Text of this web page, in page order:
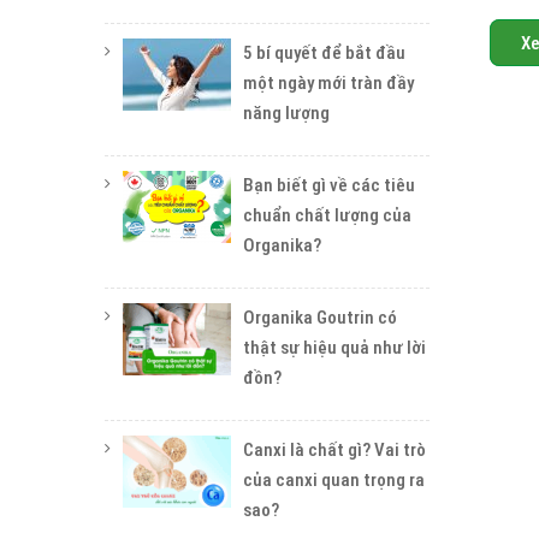
5 bí quyết để bắt đầu
một ngày mới tràn đầy
năng lượng
Bạn biết gì về các tiêu
chuẩn chất lượng của
Organika?
Organika Goutrin có
thật sự hiệu quả như lời
đồn?
Canxi là chất gì? Vai trò
của canxi quan trọng ra
sao?